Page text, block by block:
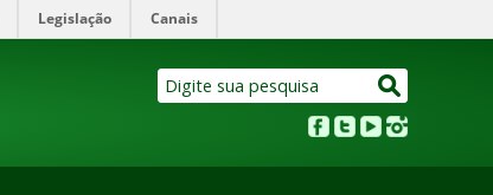
Legislação Canais